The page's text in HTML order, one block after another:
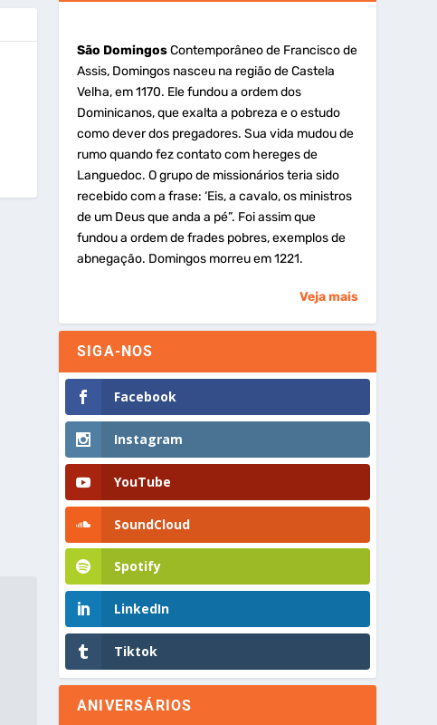
São DomingosContemporâneo de Francisco de
Assis, Domingos nasceu na região de Castela
Velha, em 1170. Ele fundou a ordem dos
Dominicanos, que exalta a pobreza e o estudo
como dever dos pregadores. Sua vida mudou de
rumo quando fez contato com hereges de
Languedoc. O grupo de missionários teria sido
recebido com a frase: ‘Eis, a cavalo, os ministros
de um Deus que anda a pé”. Foi assim que
fundou a ordem de frades pobres, exemplos de
abnegação. Domingos morreu em 1221.
Veja mais
SIGA-NOS
Facebook
Instagram
YouTube
SoundCloud
Spotify
LinkedIn
Tiktok
ANIVERSÁRIOS